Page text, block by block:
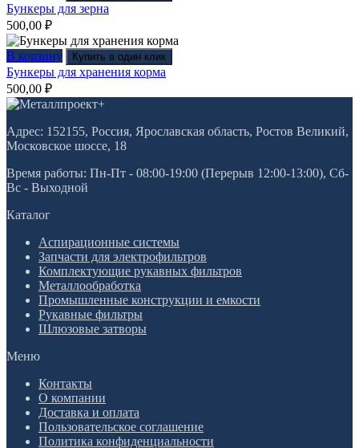
Бункеры для зерна
500,00 ₽
В корзину Купить в один клик
Бункеры для хранения корма
500,00 ₽
Адрес: 152155, Россия, Ярославская область, Ростов Великий,
Московское шоссе, 18
Время работы: Пн-Пт - 08:00-19:00 (Перерыв 12:00-13:00), Сб-
Вс - Выходной
Каталог
Аспирационные системы
Запчасти для электрофильтров
Комплектующие рукавных фильтров
Металлообработка
Промышленные конструкции и емкости
Рукавные фильтры
Шлюзовые затворы
Меню
Контакты
О компании
Доставка и оплата
Пользовательское соглашение
Политика конфиденциальности